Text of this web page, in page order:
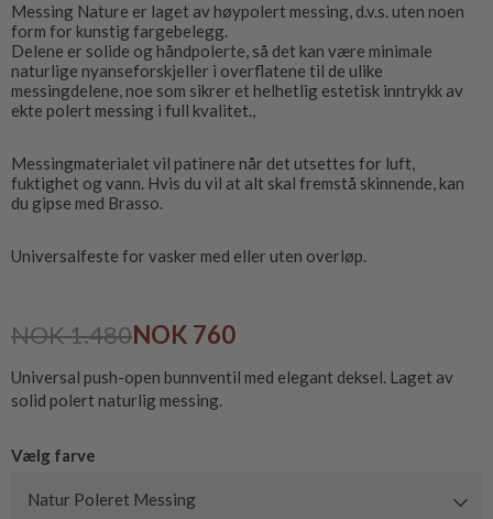
Messing Nature er laget av høypolert messing, d.v.s. uten noen
form for kunstig fargebelegg.
Delene er solide og håndpolerte, så det kan være minimale
naturlige nyanseforskjeller i overflatene til de ulike
messingdelene, noe som sikrer et helhetlig estetisk inntrykk av
ekte polert messing i full kvalitet.,
Messingmaterialet vil patinere når det utsettes for luft,
fuktighet og vann. Hvis du vil at alt skal fremstå skinnende, kan
du gipse med Brasso.
Universalfeste for vasker med eller uten overløp.
NOK 1.480NOK 760
Universal push-open bunnventil med elegant deksel. Laget av
solid polert naturlig messing.
Vælg farve
Natur Poleret Messing